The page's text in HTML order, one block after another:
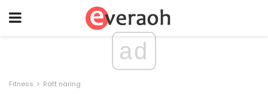
ad
Fitness Rätt näring